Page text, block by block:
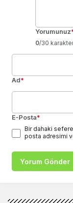
Yorumunuz
0/30
Ad*
E-Posta*
Bir dahaki sefere
posta adresimi
Yorum Gönder